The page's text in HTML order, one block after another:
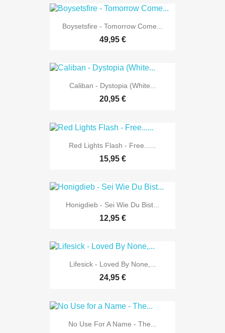
Boysetsfire - Tomorrow Come...
49,95 €
Caliban - Dystopia (White...
20,95 €
Red Lights Flash - Free......
15,95 €
Honigdieb - Sei Wie Du Bist...
12,95 €
Lifesick - Loved By None,...
24,95 €
No Use For A Name - The...